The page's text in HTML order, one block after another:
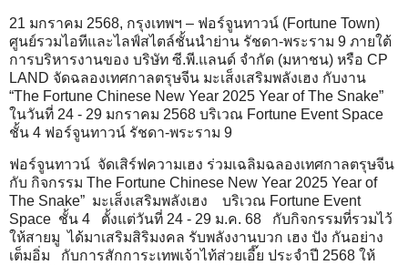
21 มกราคม 2568, กรุงเทพฯ – ฟอร์จูนทาวน์ (Fortune Town)
ศูนย์รวมไอทีและไลฟ์สไตล์ชั้นนำย่าน รัชดา-พระราม 9 ภายใต้
การบริหารงานของ บริษัท ซี.พี.แลนด์ จำกัด (มหาชน) หรือ CP
LAND จัดฉลองเทศกาลตรุษจีน มะเส็งเสริมพลังเฮง กับงาน
“The Fortune Chinese New Year 2025 Year of The Snake”
ในวันที่ 24 - 29 มกราคม 2568 บริเวณ Fortune Event Space
ชั้น 4 ฟอร์จูนทาวน์ รัชดา-พระราม 9
ฟอร์จูนทาวน์ จัดเสิร์ฟความเฮง ร่วมเฉลิมฉลองเทศกาลตรุษจีน
กับ กิจกรรม The Fortune Chinese New Year 2025 Year of
The Snake” มะเส็งเสริมพลังเฮง บริเวณ Fortune Event
Space ชั้น 4 ตั้งแต่วันที่ 24 - 29 ม.ค. 68 กับกิจกรรมที่รวมไว้
ให้สายมู ได้มาเสริมสิริมงคล รับพลังงานบวก เฮง ปัง กันอย่าง
เต็มอิ่ม กับการสักการะเทพเจ้าไท้ส่วยเอี๊ย ประจำปี 2568 ให้